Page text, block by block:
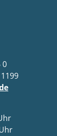
0